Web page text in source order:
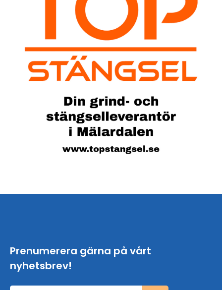
Prenumerera gärna på vårt
nyhetsbrev!